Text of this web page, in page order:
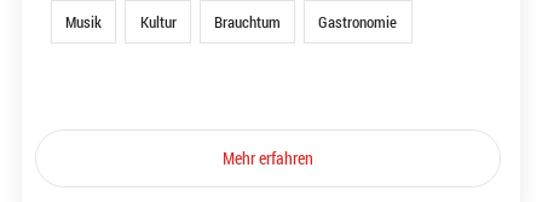
Musik Kultur Brauchtum Gastronomie
Mehr erfahren